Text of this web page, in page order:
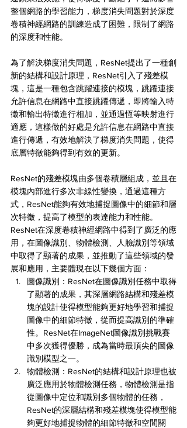
整個網路的學習能力，梯度消失問題對於深度
卷積神經網路的訓練造成了困難，限制了網路
的深度和性能。
為了解決梯度消失問題，ResNet提出了一種創
新的結構和設計原理，ResNet引入了殘差模
塊，這是一種包含跳躍連接的模塊，跳躍連接
允許信息在網路中直接跳躍傳遞，即將輸入特
徵和輸出特徵進行相加，並通過恆等映射進行
適應，這樣做的好處是允許信息在網路中直接
進行傳遞，有效地解決了梯度消失問題，使得
底層特徵能夠得到有效的更新。
ResNet的殘差模塊由多個卷積層組成，並且在
模塊內部進行多次非線性變換，通過這種方
式，ResNet能夠有效地捕捉圖像中的細節和層
次特徵，提高了模型的表達能力和性能。
ResNet在深度卷積神經網路中得到了廣泛的應
用，在圖像識別、物體檢測、人臉識別等領域
中取得了顯著的成果，並推動了這些領域的發
展和應用，主要體現在以下幾個方面：
圖像識別：ResNet在圖像識別任務中取得
了顯著的成果，其深層網路結構和殘差模
塊的設計使得模型能夠更好地學習和捕捉
圖像中的細節特徵，從而提高識別的準確
性。ResNet在ImageNet圖像識別挑戰賽
中多次獲得優勝，成為當時最頂尖的圖像
識別模型之一。
物體檢測：ResNet的結構和設計原理也被
廣泛應用於物體檢測任務，物體檢測是指
從圖像中定位和識別多個物體的任務，
ResNet的深層結構和殘差模塊使得模型能
夠更好地捕捉物體的細節特徵和空間關